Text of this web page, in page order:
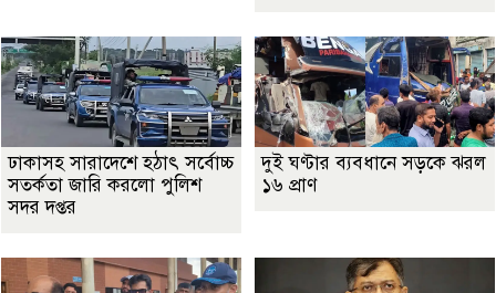
ঢাকাসহ সারাদেশে হঠাৎ সর্বোচ্চ
সতর্কতা জা‌রি করলো পুলিশ
সদর দপ্তর
দুই ঘণ্টার ব্যবধানে সড়কে ঝরল
১৬ প্রাণ